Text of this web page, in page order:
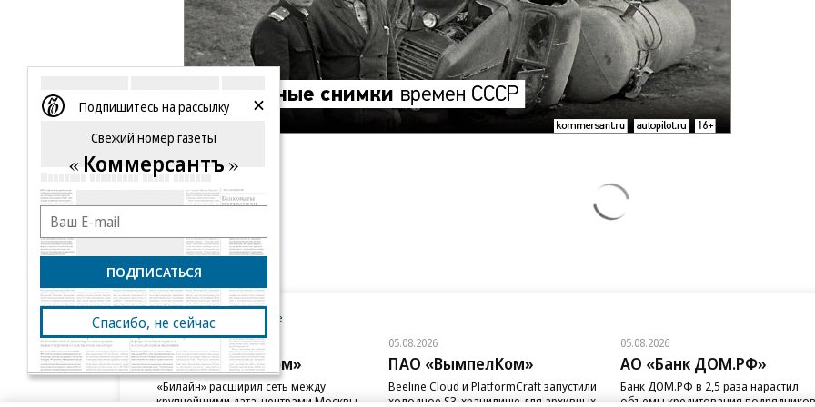
Новости компаний Все
06.08.2026
ПАО «ВымпелКом»
«Билайн» расширил сеть между
крупнейшими дата-центрами Москвы
05.08.2026
ПАО «ВымпелКом»
Beeline Cloud и PlatformCraft запустили
холодное S3-хранилище для архивных
05.08.2026
АО «Банк ДОМ.РФ»
Банк ДОМ.РФ в 2,5 раза нарастил
объемы кредитования подрядчиков
Подпишитесь на рассылку
Свежий номер газеты
Коммерсантъ
ПОДПИСАТЬСЯ
Спасибо, не сейчас